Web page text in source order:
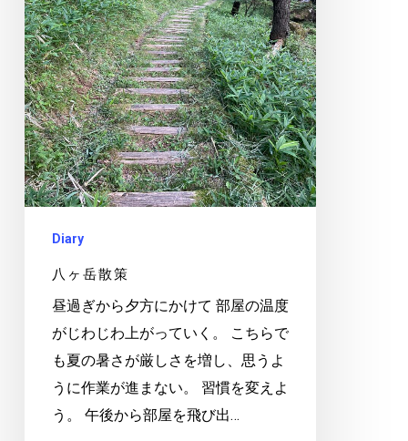
Diary
八ヶ岳散策
昼過ぎから夕方にかけて 部屋の温度
がじわじわ上がっていく。 こちらで
も夏の暑さが厳しさを増し、思うよ
うに作業が進まない。 習慣を変えよ
う。 午後から部屋を飛び出…